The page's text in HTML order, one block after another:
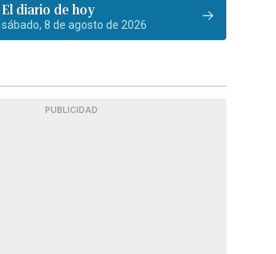
El diario de hoy
sábado, 8 de agosto de 2026
PUBLICIDAD